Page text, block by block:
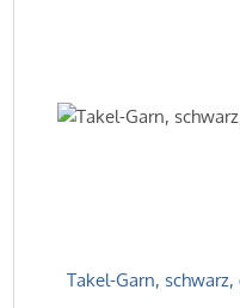
Takel-Garn,